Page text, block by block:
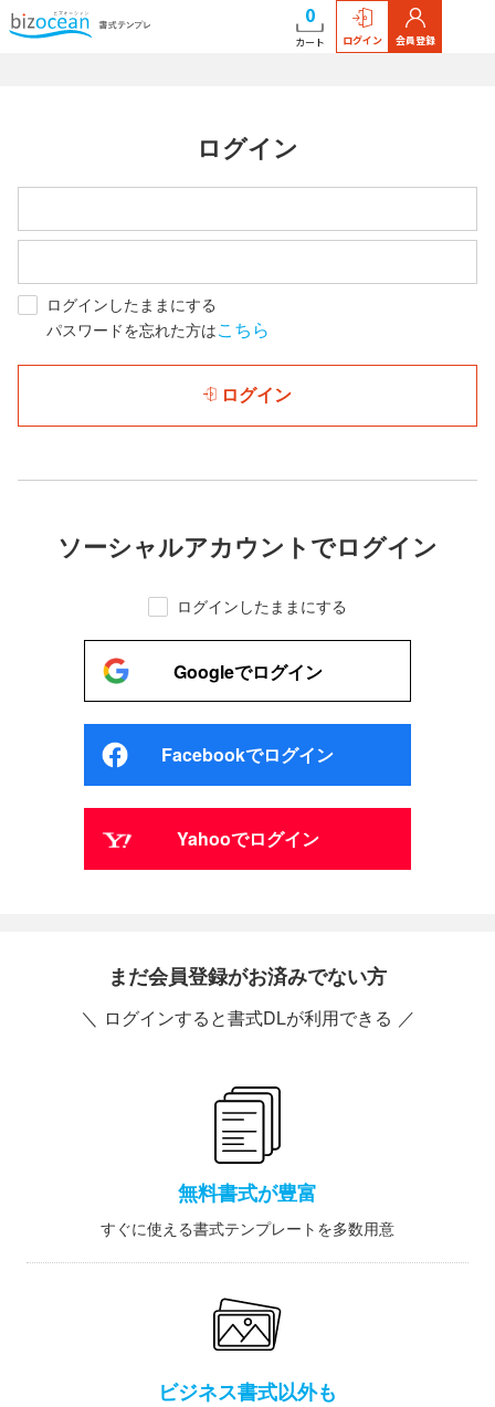
0
カート ログイン 会員登録
ログイン
ログインしたままにする
パスワードを忘れた方はこちら
ログイン
ソーシャルアカウントでログイン
ログインしたままにする
Googleでログイン
Facebookでログイン
Yahooでログイン
まだ会員登録がお済みでない方
＼ ログインすると書式DLが利用できる ／
無料書式が豊富
すぐに使える書式テンプレートを多数用意
ビジネス書式以外も